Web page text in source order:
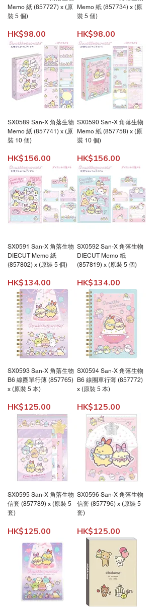
Memo 紙 (857727) x (原
裝 5 個)
價格
HK$98.00
Memo 紙 (857734) x (原
裝 5 個)
價格
HK$98.00
SX0589 San-X 角落生物
Memo 紙 (857741) x (原
裝 10 個)
價格
HK$156.00
SX0590 San-X 角落生物
Memo 紙 (857758) x (原
裝 10 個)
價格
HK$156.00
SX0591 San-X 角落生物
DIECUT Memo 紙
(857802) x (原裝 5 個)
價格
HK$134.00
SX0592 San-X 角落生物
DIECUT Memo 紙
(857819) x (原裝 5 個)
價格
HK$134.00
SX0593 San-X 角落生物
B6 線圈單行薄 (857765)
x (原裝 5 本)
價格
HK$125.00
SX0594 San-X 角落生物
B6 線圈單行薄 (857772)
x (原裝 5 本)
價格
HK$125.00
SX0595 San-X 角落生物
信套 (857789) x (原裝 5
套)
價格
HK$125.00
SX0596 San-X 角落生物
信套 (857796) x (原裝 5
套)
價格
HK$125.00